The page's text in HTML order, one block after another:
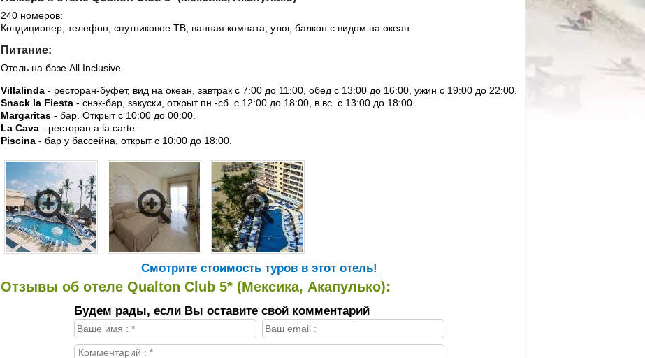
240 номеров:
Кондиционер, телефон, спутниковое ТВ, ванная комната, утюг, балкон с видом на океан.
Питание:
Отель на базе All Inclusive.
Villalinda - ресторан-буфет, вид на океан, завтрак с 7:00 до 11:00, обед с 13:00 до 16:00, ужин с 19:00 до 22:00.
Snack la Fiesta - снэк-бар, закуски, открыт пн.-сб. с 12:00 до 18:00, в вс. с 13:00 до 18:00.
Margaritas - бар. Открыт с 10:00 до 00:00.
La Cava - ресторан a la carte.
Piscina - бар у бассейна, открыт с 10:00 до 18:00.
Cмотрите стоимость туров в этот отель!
Отзывы об отеле Qualton Club 5* (Мексика, Акапулько):
Будем рады, если Вы оставите свой комментарий